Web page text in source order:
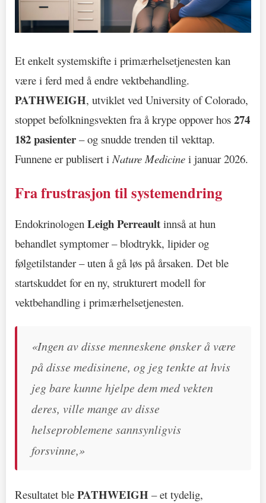
Et enkelt systemskifte i primærhelsetjenesten kan
være i ferd med å endre vektbehandling.
PATHWEIGH, utviklet ved University of Colorado,
stoppet befolkningsvekten fra å krype oppover hos 274
182 pasienter – og snudde trenden til vekttap.
Funnene er publisert i Nature Medicine i januar 2026.
Fra frustrasjon til systemendring
Endokrinologen Leigh Perreault innså at hun
behandlet symptomer – blodtrykk, lipider og
følgetilstander – uten å gå løs på årsaken. Det ble
startskuddet for en ny, strukturert modell for
vektbehandling i primærhelsetjenesten.
«Ingen av disse menneskene ønsker å være
på disse medisinene, og jeg tenkte at hvis
jeg bare kunne hjelpe dem med vekten
deres, ville mange av disse
helseproblemene sannsynligvis
forsvinne,»
Resultatet ble PATHWEIGH – et tydelig,